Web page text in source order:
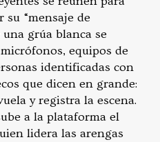
su “mensaje de
grúa blanca se
equipos de
identificadas con
que dicen en grande:
y registra la escena.
a la plataforma el
lidera las arengas